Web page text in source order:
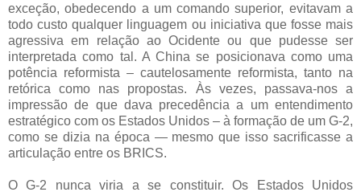
exceção, obedecendo a um comando superior, evitavam a
todo custo qualquer linguagem ou iniciativa que fosse mais
agressiva em relação ao Ocidente ou que pudesse ser
interpretada como tal. A China se posicionava como uma
potência reformista – cautelosamente reformista, tanto na
retórica como nas propostas. Às vezes, passava-nos a
impressão de que dava precedência a um entendimento
estratégico com os Estados Unidos – à formação de um G-2,
como se dizia na época — mesmo que isso sacrificasse a
articulação entre os BRICS.
O G-2 nunca viria a se constituir. Os Estados Unidos